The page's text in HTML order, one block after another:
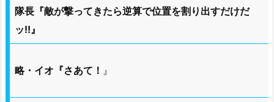
隊長『敵が撃ってきたら逆算で位置を割り出すだけだ
ッ!!』
略・イオ『さあて！ 』